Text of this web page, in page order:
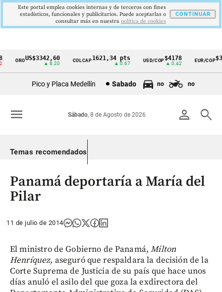
Cintillo
Colombia
OROUS$3342,60
▲ 8.20
COLCAP1621,34 pts
▲ 0.67
USD/COP$4178
▲ 0.42
EUR/COP
Pico y Placa Medellín Sabado no no
person search
Sábado, 8 de Agosto de 2026
menu
Temas recomendados
Panamá deportaría a María del
Pilar
11 de julio de 2014
El ministro de Gobierno de Panamá,Milton
Henríquez, aseguró que respaldara la decisión de la
Corte Suprema de Justicia de su país que hace unos
días anuló el asilo del que goza la exdirectora del
Este portal emplea cookies internas y de terceros con fines
estadísticos, funcionales y publicitarios. Puede aceptarlas o
consultar más en nuestra politica de cookies
CONTINUAR